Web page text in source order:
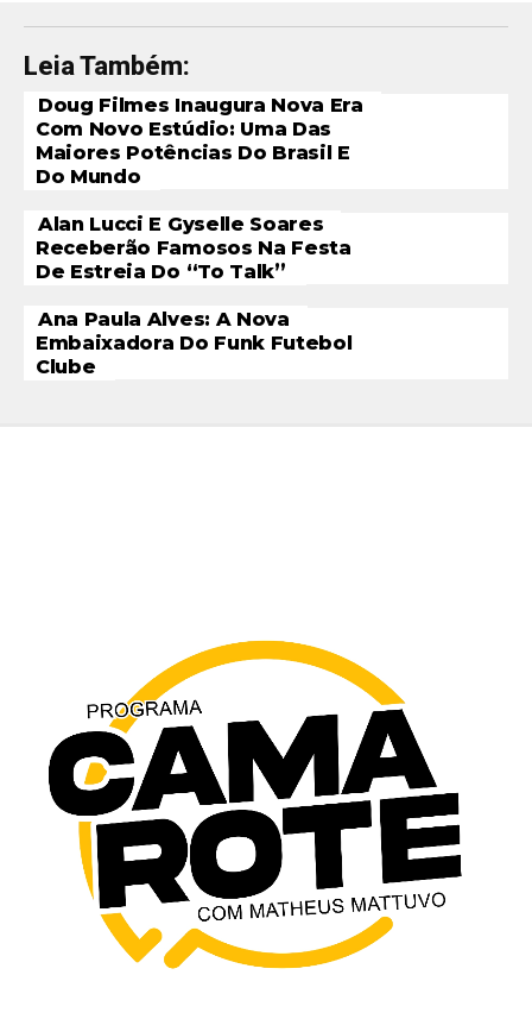
Leia Também:
Doug Filmes Inaugura Nova Era
Com Novo Estúdio: Uma Das
Maiores Potências Do Brasil E
Do Mundo
Alan Lucci E Gyselle Soares
Receberão Famosos Na Festa
De Estreia Do “To Talk”
Ana Paula Alves: A Nova
Embaixadora Do Funk Futebol
Clube